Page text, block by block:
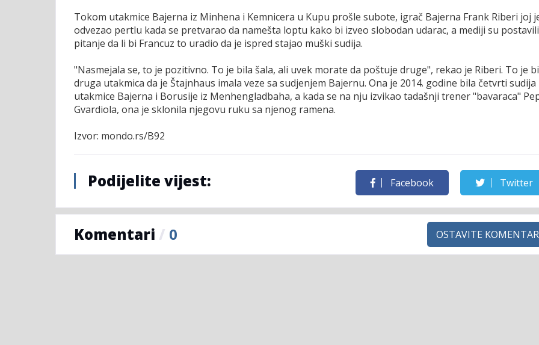
Tokom utakmice Bajerna iz Minhena i Kemnicera u Kupu prošle subote, igrač Bajerna Frank Riberi joj
odvezao pertlu kada se pretvarao da namešta loptu kako bi izveo slobodan udarac, a mediji su postavili
pitanje da li bi Francuz to uradio da je ispred stajao muški sudija.
"Nasmejala se, to je pozitivno. To je bila šala, ali uvek morate da poštuje druge", rekao je Riberi. To je
druga utakmica da je Štajnhaus imala veze sa sudjenjem Bajernu. Ona je 2014. godine bila četvrti sudija
utakmice Bajerna i Borusije iz Menhengladbaha, a kada se na nju izvikao tadašnji trener "bavaraca"
Gvardiola, ona je sklonila njegovu ruku sa njenog ramena.
Izvor: mondo.rs/B92
Podijelite vijest: Facebook Twitter
Komentari / 0 OSTAVITE KOMENTAR